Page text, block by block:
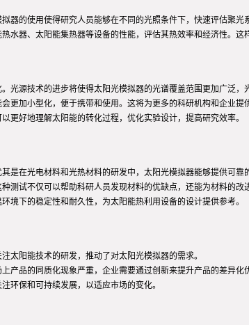
的使用使得研究人员能够在不同的光照条件下，快速评估聚光
器、太阳能集热器等设备的性能，评估其热效率和经济性。这
源技术的进步将使得太阳光模拟器的光谱覆盖范围更加广泛
加小型化，便于携带和使用。这将为更多的科研机构和企业提
更好地理解太阳能的转化过程，优化实验设计，提高研究效率。
在光电材料和光热材料的研发中，太阳光模拟器能够提供可靠
试不仅可以帮助科研人员发现材料的优缺点，还能为材料的改
境下的稳定性和耐久性，为太阳能热利用设备的设计提供参考。
太阳能技术的研发，推动了对太阳光模拟器的需求。
品的同质化现象严重，企业需要通过创新来提升产品的差异化
环保和可持续发展，以适应市场的变化。